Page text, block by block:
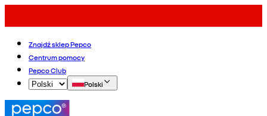
Znajdź sklep Pepco
Centrum pomocy
Pepco Club
Polski